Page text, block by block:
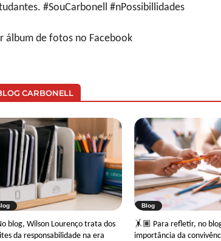
#SouCarbonell #nPossibillidades
álbum de fotos no Facebook
CARBONELL
blog, Wilson Lourenço trata dos
da responsabilidade na era
Blog
🤸🏽 Para refletir, no
importância da